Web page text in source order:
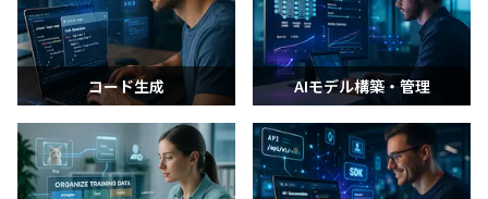
コード生成 AIモデル構築・管理